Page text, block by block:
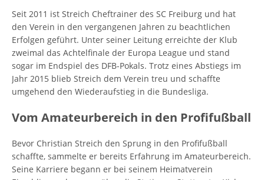
Seit 2011 ist Streich Cheftrainer des SC Freiburg und hat
den Verein in den vergangenen Jahren zu beachtlichen
Erfolgen geführt. Unter seiner Leitung erreichte der Klub
zweimal das Achtelfinale der Europa League und stand
sogar im Endspiel des DFB-Pokals. Trotz eines Abstiegs im
Jahr 2015 blieb Streich dem Verein treu und schaffte
umgehend den Wiederaufstieg in die Bundesliga.
Vom Amateurbereich in den Profifußball
Bevor Christian Streich den Sprung in den Profifußball
schaffte, sammelte er bereits Erfahrung im Amateurbereich.
Seine Karriere begann er bei seinem Heimatverein